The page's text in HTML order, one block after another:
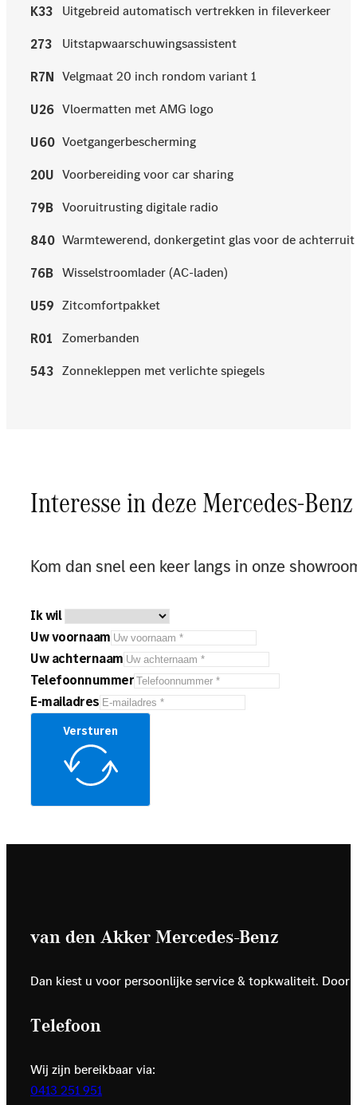
K33 Uitgebreid automatisch vertrekken in fileverkeer
273 Uitstapwaarschuwingsassistent
R7N Velgmaat 20 inch rondom variant 1
U26 Vloermatten met AMG logo
U60 Voetgangerbescherming
20U Voorbereiding voor car sharing
79B Vooruitrusting digitale radio
840 Warmtewerend, donkergetint glas voor de
76B Wisselstroomlader (AC-laden)
U59 Zitcomfortpakket
R01 Zomerbanden
543 Zonnekleppen met verlichte spiegels
Interesse in deze Mercedes-
Kom dan snel een keer langs in onze
Ik wil
Uw voornaam
Uw achternaam
Telefoonnummer
E-mailadres
Versturen
van den Akker Mercedes-Benz
Dan kiest u voor persoonlijke service & topkwaliteit.
Telefoon
Wij zijn bereikbaar via:
0413 251 951